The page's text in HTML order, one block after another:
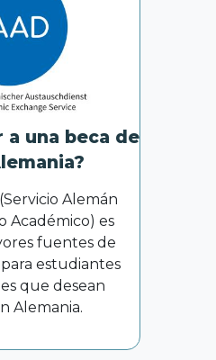
a una beca de
Alemán
Académico) es
fuentes de
estudiantes
que desean
Alemania.